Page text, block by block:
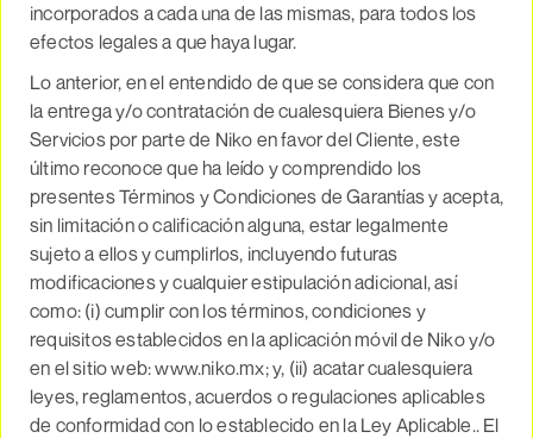
incorporados a cada una de las mismas, para todos los
efectos legales a que haya lugar.
Lo anterior, en el entendido de que se considera que con
la entrega y/o contratación de cualesquiera Bienes y/o
Servicios por parte de Niko en favor del Cliente, este
último reconoce que ha leído y comprendido los
presentes Términos y Condiciones de Garantías y acepta,
sin limitación o calificación alguna, estar legalmente
sujeto a ellos y cumplirlos, incluyendo futuras
modificaciones y cualquier estipulación adicional, así
como: (i) cumplir con los términos, condiciones y
requisitos establecidos en la aplicación móvil de Niko y/o
en el sitio web: www.niko.mx; y, (ii) acatar cualesquiera
leyes, reglamentos, acuerdos o regulaciones aplicables
de conformidad con lo establecido en la Ley Aplicable.. El